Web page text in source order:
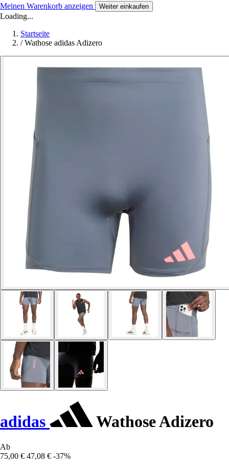
Meinen Warenkorb anzeigen Weiter einkaufen
Loading...
Startseite
/ Wathose adidas Adizero
adidas Wathose Adizero
Ab
75,00 € 47,08 € -37%